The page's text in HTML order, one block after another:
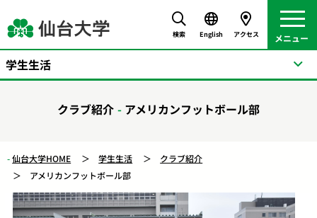
検索 English アクセス
クラブ紹介 アメリカンフットボール部
仙台大学HOME 学生生活
クラブ紹介
アメリカンフットボール部
学生生活